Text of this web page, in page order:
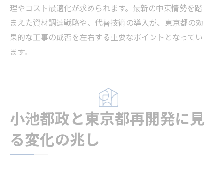
理やコスト最適化が求められます。最新の中東情勢を踏
まえた資材調達戦略や、代替技術の導入が、東京都の効
果的な工事の成否を左右する重要なポイントとなってい
ます。
小池都政と東京都再開発に見
る変化の兆し